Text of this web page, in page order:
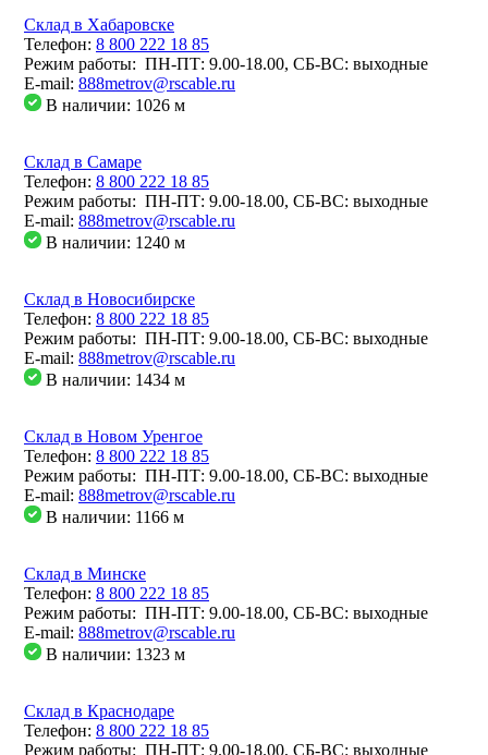
Склад в Хабаровске
Телефон: 8 800 222 18 85
Режим работы: ПН-ПТ: 9.00-18.00, СБ-ВС: выходные
E-mail: 888metrov@rscable.ru
В наличии: 1026 м
Склад в Самаре
Телефон: 8 800 222 18 85
Режим работы: ПН-ПТ: 9.00-18.00, СБ-ВС: выходные
E-mail: 888metrov@rscable.ru
В наличии: 1240 м
Склад в Новосибирске
Телефон: 8 800 222 18 85
Режим работы: ПН-ПТ: 9.00-18.00, СБ-ВС: выходные
E-mail: 888metrov@rscable.ru
В наличии: 1434 м
Склад в Новом Уренгое
Телефон: 8 800 222 18 85
Режим работы: ПН-ПТ: 9.00-18.00, СБ-ВС: выходные
E-mail: 888metrov@rscable.ru
В наличии: 1166 м
Склад в Минске
Телефон: 8 800 222 18 85
Режим работы: ПН-ПТ: 9.00-18.00, СБ-ВС: выходные
E-mail: 888metrov@rscable.ru
В наличии: 1323 м
Склад в Краснодаре
Телефон: 8 800 222 18 85
Режим работы: ПН-ПТ: 9.00-18.00, СБ-ВС: выходные